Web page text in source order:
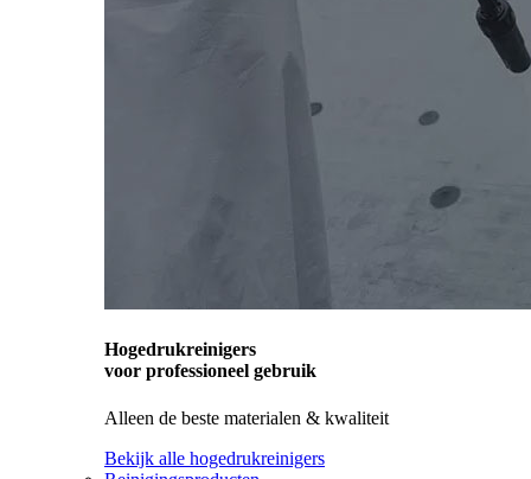
Hogedrukreinigers
voor professioneel gebruik
Alleen de beste materialen & kwaliteit
Bekijk alle hogedrukreinigers